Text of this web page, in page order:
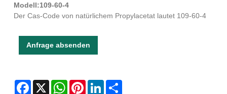
Modell:109-60-4
Der Cas-Code von natürlichem Propylacetat lautet 109-60-4
Anfrage absenden
Facebook
X WhatsAppPinterestLinkedIn